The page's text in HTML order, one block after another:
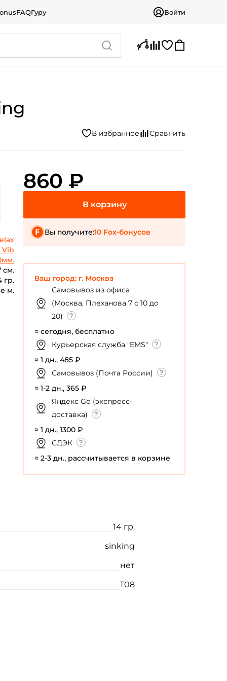
FAQГуру Войти
Vib
см.
гр.
м.
860 ₽
Вы получите:10 Fox-бонусов
Ваш город: г. Москва
Самовывоз из офиса
(Москва, Плеханова 7 с 10 до
20)
≈ сегодня, бесплатно
Курьерская служба "EMS"
≈ 1 дн., 485 ₽
Самовывоз (Почта России)
≈ 1-2 дн., 365 ₽
Яндекс Go (экспресс-
доставка)
≈ 1 дн., 1300 ₽
СДЭК
≈ 2-3 дн., рассчитывается в корзине
14 гр.
sinking
нет
T08